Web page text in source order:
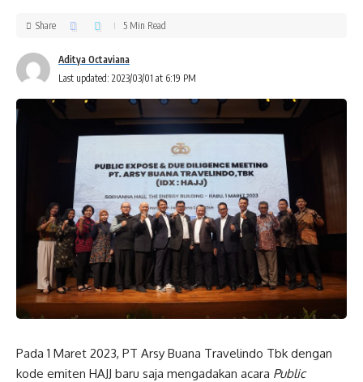
Last updated: 2023/03/01 at 6:19 PM
Aditya Octaviana
Share 5 Min Read
Pada 1 Maret 2023, PT Arsy Buana Travelindo Tbk dengan
kode emiten HAJJ baru saja mengadakan acara Public